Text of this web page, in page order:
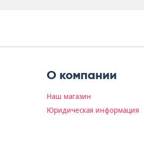
О компании
Наш магазин
Юридическая информация